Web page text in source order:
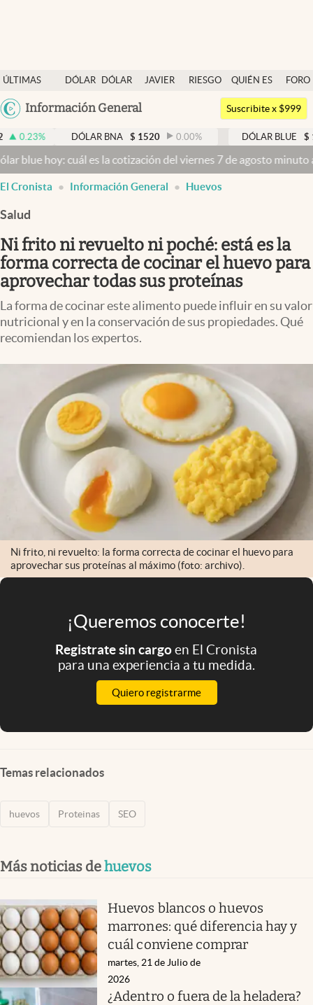
ÚLTIMAS
NOTICIAS
DÓLAR
DÓLAR
JAVIER
RIESGO
QUIÉN ES
QUIÉN
FORO
Argentina
México
Información General
Dólar
Members
Economía y Política
Finanzas y Mercados
Mercados Online
Columnistas
Otras secciones
Infotechnology
Mundial 2026
Eventos Corporativos
El Cronista Studio
Mediakit
abre en nueva pestaña
Argentina
Suscribite x $999
DÓLAR BNA $ 1520 0.00% DÓLAR BLUE $ 1530 -
cuál es la cotización del viernes 7 de agosto minuto a minuto
El Cronista Información General Huevos
Salud
Ni frito ni revuelto ni poché: está es la
forma correcta de cocinar el huevo para
aprovechar todas sus proteínas
La forma de cocinar este alimento puede influir en su valor
nutricional y en la conservación de sus propiedades. Qué
recomiendan los expertos.
Ni frito, ni revuelto: la forma correcta de cocinar el huevo para
aprovechar sus proteínas al máximo (foto: archivo).
¡Queremos conocerte!
Registrate sin cargoen El Cronista
para una experiencia a tu medida.
Quiero registrarme
Temas relacionados
huevos Proteinas SEO
Más noticias dehuevos
Huevos blancos o huevos
marrones: qué diferencia hay y
cuál conviene comprar
martes, 21 de Julio de
2026
¿Adentro o fuera de la heladera?